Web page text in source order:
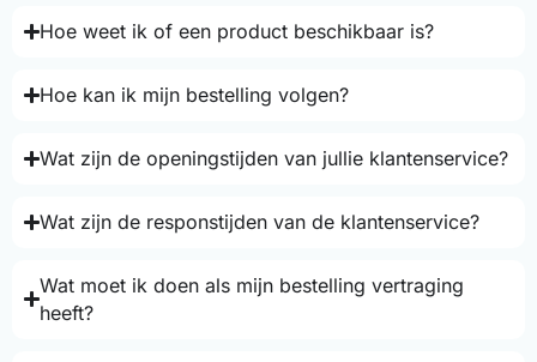
Hoe weet ik of een product beschikbaar is?
Hoe kan ik mijn bestelling volgen?
Wat zijn de openingstijden van jullie klantenservice?
Wat zijn de responstijden van de klantenservice?
Wat moet ik doen als mijn bestelling vertraging
heeft?